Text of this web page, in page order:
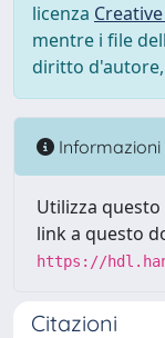
licenza
mentre i file
diritto
Informazioni
Utilizza
link a questo
https://
Citazioni